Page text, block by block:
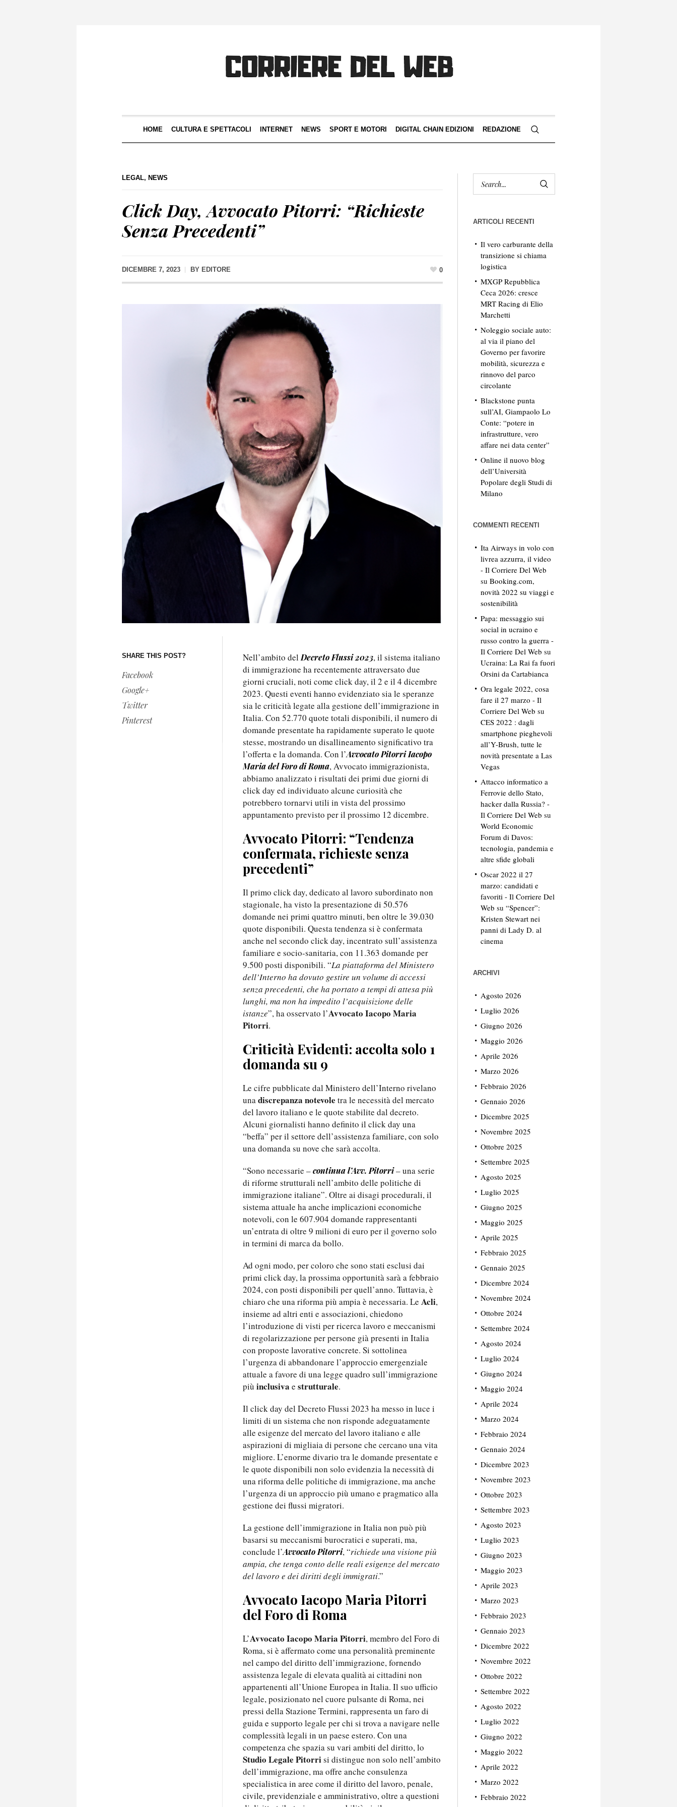
HOME CULTURA E SPETTACOLI INTERNET NEWS SPORT E MOTORI DIGITAL CHAIN EDIZIONI REDAZIONE
LEGAL, NEWS
Click Day, Avvocato Pitorri: “Richieste
Senza Precedenti”
DICEMBRE 7, 2023 BY EDITORE 0
SHARE THIS POST?
Facebook
Google+
Twitter
Pinterest
Nell’ambito delDecreto Flussi 2023, il sistema italiano
di immigrazione ha recentemente attraversato due
giorni cruciali, noti come click day, il 2 e il 4 dicembre
2023. Questi eventi hanno evidenziato sia le speranze
sia le criticità legate alla gestione dell’immigrazione in
Italia. Con 52.770 quote totali disponibili, il numero di
domande presentate ha rapidamente superato le quote
stesse, mostrando un disallineamento significativo tra
l’offerta e la domanda. Con l’Avvocato Pitorri Iacopo
Maria del Foro di Roma, Avvocato immigrazionista,
abbiamo analizzato i risultati dei primi due giorni di
click day ed individuato alcune curiosità che
potrebbero tornarvi utili in vista del prossimo
appuntamento previsto per il prossimo 12 dicembre.
Avvocato Pitorri: “Tendenza
confermata, richieste senza
precedenti”
Il primo click day, dedicato al lavoro subordinato non
stagionale, ha visto la presentazione di 50.576
domande nei primi quattro minuti, ben oltre le 39.030
quote disponibili. Questa tendenza si è confermata
anche nel secondo click day, incentrato sull’assistenza
familiare e socio-sanitaria, con 11.363 domande per
9.500 posti disponibili. “La piattaforma del Ministero
dell’Interno ha dovuto gestire un volume di accessi
senza precedenti, che ha portato a tempi di attesa più
lunghi, ma non ha impedito l’acquisizione delle
istanze”, ha osservato l’Avvocato Iacopo Maria
Pitorri.
Criticità Evidenti: accolta solo 1
domanda su 9
Le cifre pubblicate dal Ministero dell’Interno rivelano
unadiscrepanza notevole tra le necessità del mercato
del lavoro italiano e le quote stabilite dal decreto.
Alcuni giornalisti hanno definito il click day una
“beffa” per il settore dell’assistenza familiare, con solo
una domanda su nove che sarà accolta.
“Sono necessarie –continua l’Avv. Pitorri– una serie
di riforme strutturali nell’ambito delle politiche di
immigrazione italiane”. Oltre ai disagi procedurali, il
sistema attuale ha anche implicazioni economiche
notevoli, con le 607.904 domande rappresentanti
un’entrata di oltre 9 milioni di euro per il governo solo
in termini di marca da bollo.
Ad ogni modo, per coloro che sono stati esclusi dai
primi click day, la prossima opportunità sarà a febbraio
2024, con posti disponibili per quell’anno. Tuttavia, è
chiaro che una riforma più ampia è necessaria. Le Acli,
insieme ad altri enti e associazioni, chiedono
l’introduzione di visti per ricerca lavoro e meccanismi
di regolarizzazione per persone già presenti in Italia
con proposte lavorative concrete. Si sottolinea
l’urgenza di abbandonare l’approccio emergenziale
attuale a favore di una legge quadro sull’immigrazione
più inclusiva e strutturale.
Il click day del Decreto Flussi 2023 ha messo in luce i
limiti di un sistema che non risponde adeguatamente
alle esigenze del mercato del lavoro italiano e alle
aspirazioni di migliaia di persone che cercano una vita
migliore. L’enorme divario tra le domande presentate e
le quote disponibili non solo evidenzia la necessità di
una riforma delle politiche di immigrazione, ma anche
l’urgenza di un approccio più umano e pragmatico alla
gestione dei flussi migratori.
La gestione dell’immigrazione in Italia non può più
basarsi su meccanismi burocratici e superati, ma,
conclude l’Avvocato Pitorri, “richiede una visione più
ampia, che tenga conto delle reali esigenze del mercato
del lavoro e dei diritti degli immigrati.”
Avvocato Iacopo Maria Pitorri
del Foro di Roma
L’Avvocato Iacopo Maria Pitorri, membro del Foro di
Roma, si è affermato come una personalità preminente
nel campo del diritto dell’immigrazione, fornendo
assistenza legale di elevata qualità ai cittadini non
appartenenti all’Unione Europea in Italia. Il suo ufficio
legale, posizionato nel cuore pulsante di Roma, nei
pressi della Stazione Termini, rappresenta un faro di
guida e supporto legale per chi si trova a navigare nelle
complessità legali in un paese estero. Con una
competenza che spazia su vari ambiti del diritto, lo
Studio Legale Pitorrisi distingue non solo nell’ambito
dell’immigrazione, ma offre anche consulenza
specialistica in aree come il diritto del lavoro, penale,
civile, previdenziale e amministrativo, oltre a questioni
ARTICOLI RECENTI
Il vero carburante della
transizione si chiama
logistica
MXGP Repubblica
Ceca 2026: cresce
MRT Racing di Elio
Marchetti
Noleggio sociale auto:
al via il piano del
Governo per favorire
mobilità, sicurezza e
rinnovo del parco
circolante
Blackstone punta
sull’AI, Giampaolo Lo
Conte: “potere in
infrastrutture, vero
affare nei data center”
Online il nuovo blog
dell’Università
Popolare degli Studi di
Milano
COMMENTI RECENTI
Ita Airways in volo con
livrea azzurra, il video
- Il Corriere Del Web
su Booking.com,
novità 2022 su viaggi e
sostenibilità
Papa: messaggio sui
social in ucraino e
russo contro la guerra -
Il Corriere Del Web su
Ucraina: La Rai fa fuori
Orsini da Cartabianca
Ora legale 2022, cosa
fare il 27 marzo - Il
Corriere Del Web su
CES 2022 : dagli
smartphone pieghevoli
all’Y-Brush, tutte le
novità presentate a Las
Vegas
Attacco informatico a
Ferrovie dello Stato,
hacker dalla Russia? -
Il Corriere Del Web su
World Economic
Forum di Davos:
tecnologia, pandemia e
altre sfide globali
Oscar 2022 il 27
marzo: candidati e
favoriti - Il Corriere Del
Web su “Spencer”:
Kristen Stewart nei
panni di Lady D. al
cinema
ARCHIVI
Agosto 2026
Luglio 2026
Giugno 2026
Maggio 2026
Aprile 2026
Marzo 2026
Febbraio 2026
Gennaio 2026
Dicembre 2025
Novembre 2025
Ottobre 2025
Settembre 2025
Agosto 2025
Luglio 2025
Giugno 2025
Maggio 2025
Aprile 2025
Febbraio 2025
Gennaio 2025
Dicembre 2024
Novembre 2024
Ottobre 2024
Settembre 2024
Agosto 2024
Luglio 2024
Giugno 2024
Maggio 2024
Aprile 2024
Marzo 2024
Febbraio 2024
Gennaio 2024
Dicembre 2023
Novembre 2023
Ottobre 2023
Settembre 2023
Agosto 2023
Luglio 2023
Giugno 2023
Maggio 2023
Aprile 2023
Marzo 2023
Febbraio 2023
Gennaio 2023
Dicembre 2022
Novembre 2022
Ottobre 2022
Settembre 2022
Agosto 2022
Luglio 2022
Giugno 2022
Maggio 2022
Aprile 2022
Marzo 2022
Febbraio 2022